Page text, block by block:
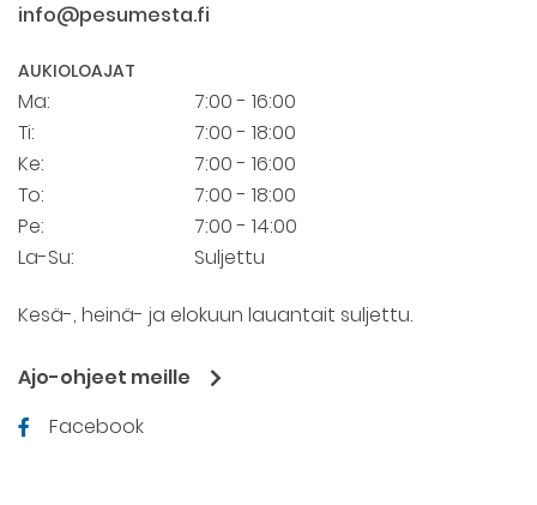
info@pesumesta.fi
AUKIOLOAJAT
Ma:
7:00 - 16:00
Ti:
7:00 - 18:00
Ke:
7:00 - 16:00
To:
7:00 - 18:00
Pe:
7:00 - 14:00
La-Su:
Suljettu
Kesä-, heinä- ja elokuun lauantait suljettu.
Ajo-ohjeet meille
Facebook